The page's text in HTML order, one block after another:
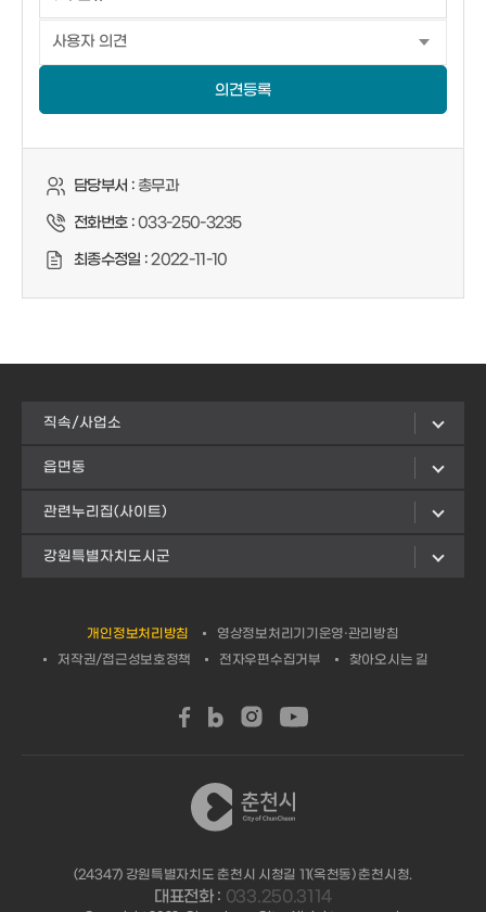
의견등록
담당부서 :총무과
전화번호 :033-250-3235
최종수정일 :2022-11-10
직속/사업소
읍면동
관련누리집(사이트)
강원특별자치도시군
개인정보처리방침
영상정보처리기기운영·관리방침
저작권/접근성보호정책
전자우편수집거부 찾아오시는 길
(24347) 강원특별자치도 춘천시 시청길 11(옥천동) 춘천시청.
대표전화 : 033.250.3114